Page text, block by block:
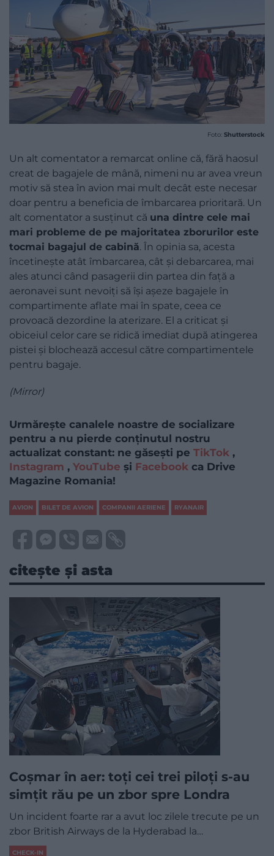
Foto: Shutterstock
Un alt comentator a remarcat online că, fără haosul
creat de bagajele de mână, nimeni nu ar avea vreun
motiv să stea în avion mai mult decât este necesar
doar pentru a beneficia de îmbarcarea prioritară. Un
alt comentator a susținut că una dintre cele mai
mari probleme de pe majoritatea zborurilor este
tocmai bagajul de cabină. În opinia sa, acesta
încetinește atât îmbarcarea, cât și debarcarea, mai
ales atunci când pasagerii din partea din față a
aeronavei sunt nevoiți să își așeze bagajele în
compartimente aflate mai în spate, ceea ce
provoacă dezordine la aterizare. El a criticat și
obiceiul celor care se ridică imediat după atingerea
pistei și blochează accesul către compartimentele
pentru bagaje.
(Mirror)
Urmărește canalele noastre de socializare
pentru a nu pierde conținutul nostru
actualizat constant: ne găsești pe TikTok ,
Instagram , YouTube și Facebook ca Drive
Magazine Romania!
AVION BILET DE AVION COMPANII AERIENE RYANAIR
citește și asta
Coșmar în aer: toți cei trei piloți s-au
simțit rău pe un zbor spre Londra
Un incident foarte rar a avut loc zilele trecute pe un
zbor British Airways de la Hyderabad la…
CHECK-IN